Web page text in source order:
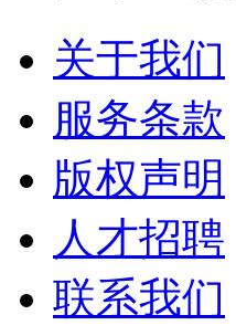
关于我们
服务条款
版权声明
人才招聘
联系我们